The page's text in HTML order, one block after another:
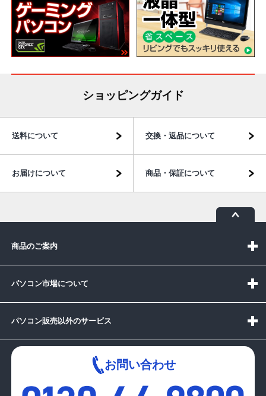
ショッピングガイド
送料について 交換・返品について
お届けについて 商品・保証について
商品のご案内
パソコン市場について
パソコン販売以外のサービス
お問い合わせ